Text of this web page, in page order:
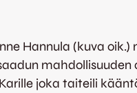
Hannula (kuva
joka taiteili